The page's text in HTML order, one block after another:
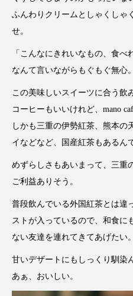
ふんわりクリームとしゃくしゃ
せ。
「こんなにきれいなもの、食べ
なんて言いながらもぐもぐ無心。
この美味しいスイーツに合う飲
コーヒーもいいけれど、mano
しかも三重の伊勢紅茶、熊本の
イなどなど、国産紅茶もあるん
めずらしさもあいまって、三重
ご利益ありそう。
普段飲んでいる外国紅茶とは違
ストが入っているので、和食に
ない友達を連れてきてあげたい。
甘いデザートにもしっくり馴染
あぁ、おいしい。